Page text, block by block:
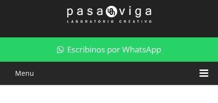
Diseño de Pagina a Medida en Villa Crespo
Escribinos por WhatsApp
Menu